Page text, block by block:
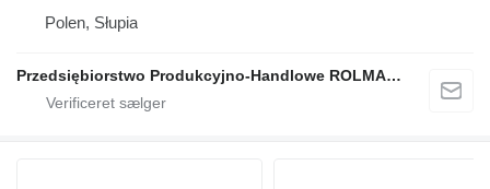
Polen, Słupia
Przedsiębiorstwo Produkcyjno-Handlowe ROLMAPOL Marcin Dziekan